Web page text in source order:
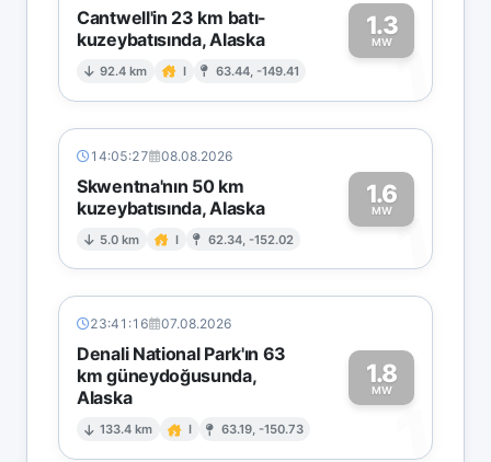
Cantwell'in 23 km batı-
kuzeybatısında, Alaska
92.4 km I 63.44, -149.41
1.3
MW1
14:05:27 08.08.2026
Skwentna'nın 50 km
kuzeybatısında, Alaska
5.0 km I 62.34, -152.02
1.6
MW1
23:41:16 07.08.2026
Denali National Park'ın 63
km güneydoğusunda,
Alaska
133.4 km I 63.19, -150.73
1.8
MW
1